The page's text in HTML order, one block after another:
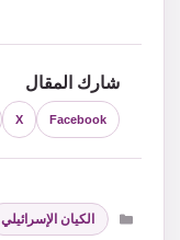
شارك المقال
Facebook
X
التصنيفات
الكيان الإسرائيلي